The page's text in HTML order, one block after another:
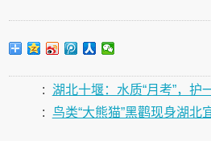
: 湖北十堰：水质“月考”，护
: 鸟类“大熊猫”黑鹳现身湖北